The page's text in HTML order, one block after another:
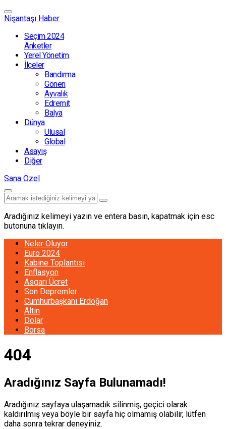
Nişantaşı Haber
Seçim 2024
Anketler
Yerel Yönetim
İlçeler
Bandırma
Gönen
Ayvalık
Edremit
Balya
Dünya
Ulusal
Global
Asayiş
Diğer
Sana Özel
Aradığınız kelimeyi yazın ve entera basın, kapatmak için esc
butonuna tıklayın.
Neler Oluyor
Euro 2024
Kabine Toplantısı
Enflasyon
Asgari Ücret
Son Depremler
Cumhurbaşkanı Erdoğan
Altın
Dolar
Borsa
404
Aradığınız Sayfa Bulunamadı!
Aradığınız sayfaya ulaşamadık silinmiş, geçici olarak
kaldırılmış veya böyle bir sayfa hiç olmamış olabilir, lütfen
daha sonra tekrar deneyiniz.